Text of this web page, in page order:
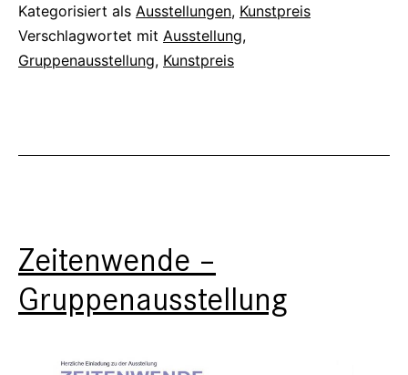
Mythos
Kategorisiert als Ausstellungen, Kunstpreis
Verschlagwortet mit Ausstellung,
Gruppenausstellung, Kunstpreis
Zeitenwende –
Gruppenausstellung